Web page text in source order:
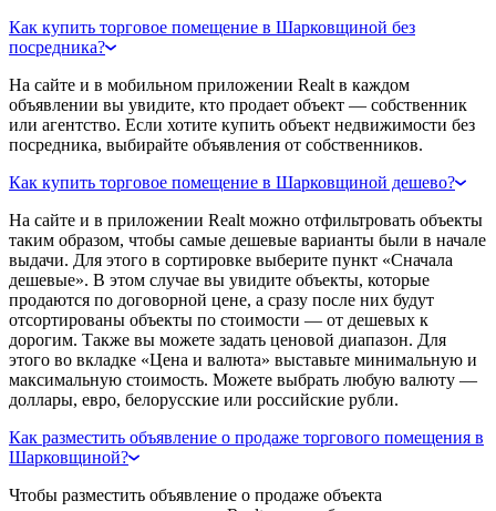
Как купить торговое помещение в Шарковщиной без
посредника?
На сайте и в мобильном приложении Realt в каждом
объявлении вы увидите, кто продает объект — собственник
или агентство. Если хотите купить объект недвижимости без
посредника, выбирайте объявления от собственников.
Как купить торговое помещение в Шарковщиной дешево?
На сайте и в приложении Realt можно отфильтровать объекты
таким образом, чтобы самые дешевые варианты были в начале
выдачи. Для этого в сортировке выберите пункт «Сначала
дешевые». В этом случае вы увидите объекты, которые
продаются по договорной цене, а сразу после них будут
отсортированы объекты по стоимости — от дешевых к
дорогим. Также вы можете задать ценовой диапазон. Для
этого во вкладке «Цена и валюта» выставьте минимальную и
максимальную стоимость. Можете выбрать любую валюту —
доллары, евро, белорусские или российские рубли.
Как разместить объявление о продаже торгового помещения в
Шарковщиной?
Чтобы разместить объявление о продаже объекта